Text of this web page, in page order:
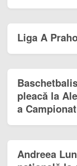
Liga A
pleacă la
a
Andreea